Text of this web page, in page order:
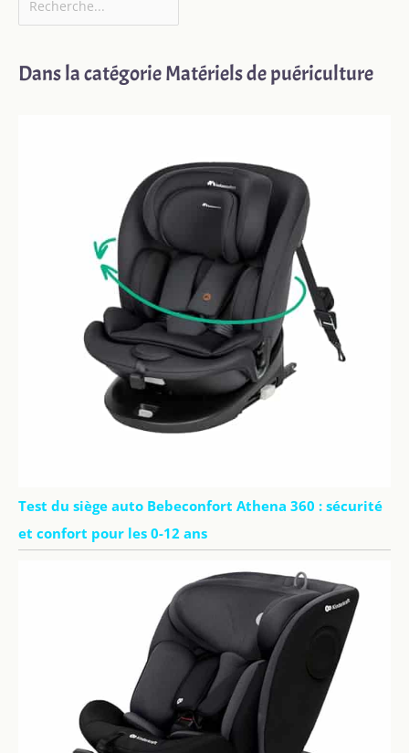
Dans la catégorie Matériels de puériculture
Test du siège auto Bebeconfort Athena 360 : sécurité
et confort pour les 0-12 ans